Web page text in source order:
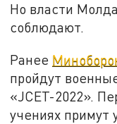
Но власти
соблюдают.
Ранее
пройдут
«JCET-2022».
учениях примут